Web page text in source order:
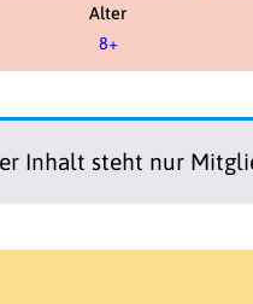
Alter
8+
Inhalt steht nur